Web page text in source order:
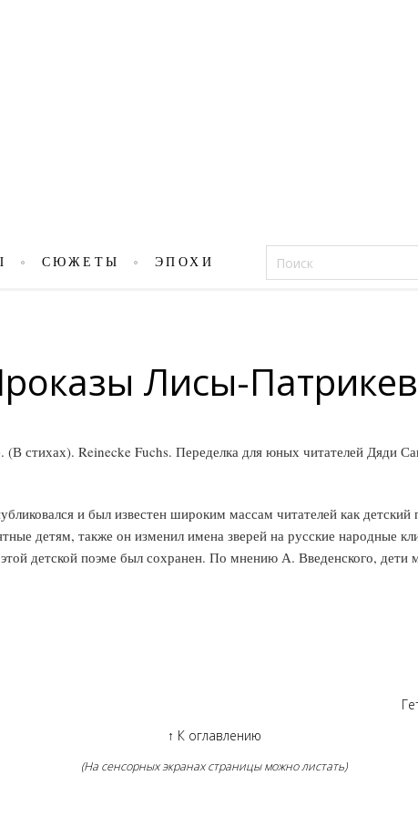
СЮЖЕТЫ ЭПОХИ
Лисы-
стихах). Reinecke Fuchs. Переделка для юных читателей
и был известен широким массам читателей как
детям, также он изменил имена зверей на русские народные
этой детской поэме был сохранен. По мнению А. Введенского,
↑ К оглавлению
(На сенсорных экранах страницы можно листать)